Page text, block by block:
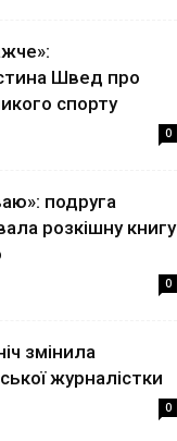
Швед про
спорту
0
подруга
розкішну книгу
0
змінила
журналістки
0